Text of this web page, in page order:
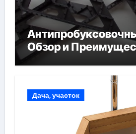
Обзор и
Дача, участок